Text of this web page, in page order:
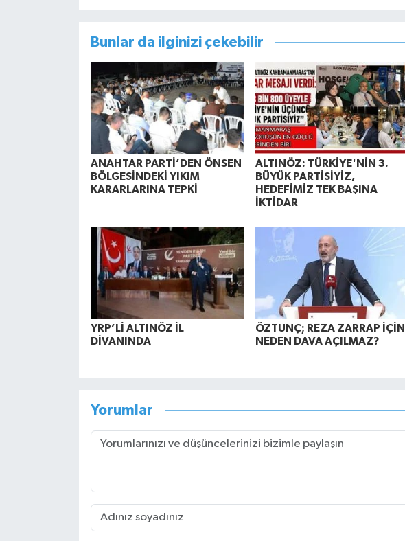
Bunlar da ilginizi çekebilir
ANAHTAR PARTİ’DEN ÖNSEN
BÖLGESİNDEKİ YIKIM
KARARLARINA TEPKİ
ALTINÖZ: TÜRKİYE'NİN 3.
BÜYÜK PARTİSİYİZ,
HEDEFİMİZ TEK BAŞINA
İKTİDAR
YRP’Lİ ALTINÖZ İL
DİVANINDA
ÖZTUNÇ; REZA ZARRAP İÇİN
NEDEN DAVA AÇILMAZ?
Yorumlar